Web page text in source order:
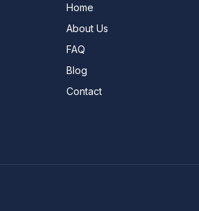
Home
About Us
FAQ
Blog
Contact